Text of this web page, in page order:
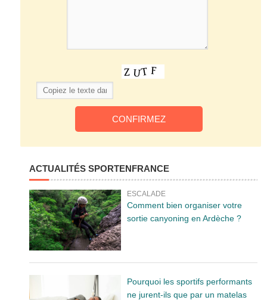
ACTUALITÉS SPORTENFRANCE
ESCALADE
Comment bien organiser votre
sortie canyoning en Ardèche ?
Pourquoi les sportifs performants
ne jurent-ils que par un matelas